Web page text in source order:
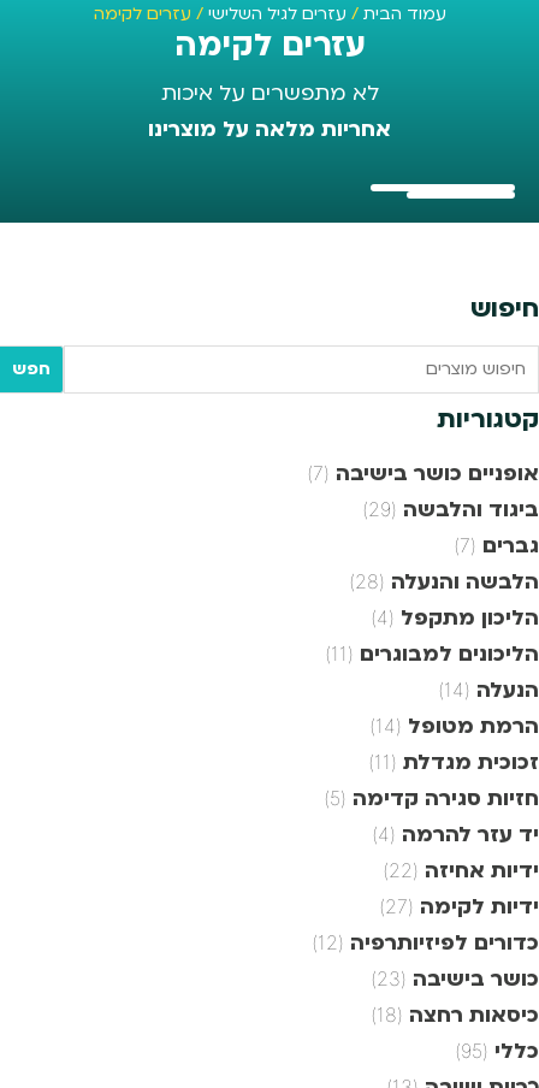
עמוד הבית / עזרים לגיל השלישי / עזרים לקימה
עזרים לקימה
לא מתפשרים על איכות
אחריות מלאה על מוצרינו
חיפוש
Search
text
חפש
קטגוריות
אופניים כושר בישיבה (7)
ביגוד והלבשה (29)
גברים (7)
הלבשה והנעלה (28)
הליכון מתקפל (4)
הליכונים למבוגרים (11)
הנעלה (14)
הרמת מטופל (14)
זכוכית מגדלת (11)
חזיות סגירה קדימה (5)
יד עזר להרמה (4)
ידיות אחיזה (22)
ידיות לקימה (27)
כדורים לפיזיותרפיה (12)
כושר בישיבה (23)
כיסאות רחצה (18)
כללי (95)